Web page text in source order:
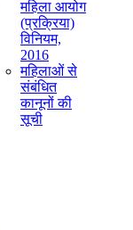
महिला आयोग
(प्रक्रिया)
विनियम,
2016
महिलाओं से
संबंधित
कानूनों की
सूची